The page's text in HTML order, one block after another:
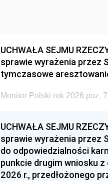
UCHWAŁA SEJMU
sprawie wyrażenia przez
tymczasowe
Monitor Polski rok 2026 poz.
UCHWAŁA SEJMU
sprawie wyrażenia przez
do odpowiedzialności
punkcie drugim wniosku z
2026 r., przedłożonego